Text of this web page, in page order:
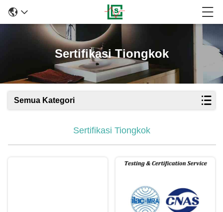
Sertifikasi Tiongkok
Semua Kategori
Sertifikasi Tiongkok